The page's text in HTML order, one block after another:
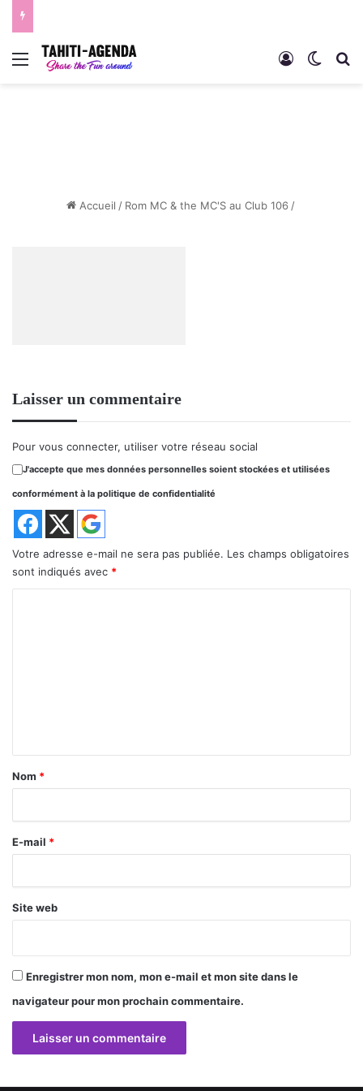
Menu Connexion
Accueil / Rom MC & the MC'S au Club 106 /
Laisser un commentaire
Pour vous connecter, utiliser votre réseau social
J'accepte que mes données personnelles soient stockées et utilisées
conformément à la politique de confidentialité
Votre adresse e-mail ne sera pas publiée. Les champs obligatoires
sont indiqués avec *
a
r
e
Nom *
E-mail *
Site web
Enregistrer mon nom, mon e-mail et mon site dans le
navigateur pour mon prochain commentaire.